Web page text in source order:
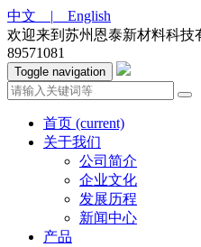
中文 | English
欢迎来到苏州恩泰新材料科技
89571081
Toggle navigation
首页 (current)
关于我们
公司简介
企业文化
发展历程
新闻中心
产品